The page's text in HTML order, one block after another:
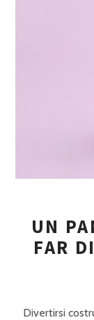
UN
FAR
Divertirsi